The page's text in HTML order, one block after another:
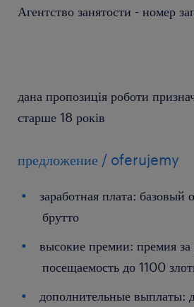
Агентство занятости - номер
дана пропозиція роботи
старше 18 років
предложение / oferujemy
заработная плата:
брутто
высокие премии: премия за
посещаемость до 1100
дополнительные выплаты: